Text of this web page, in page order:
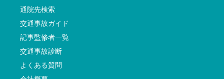
通院先検索
交通事故ガイド
記事監修者一覧
交通事故診断
よくある質問